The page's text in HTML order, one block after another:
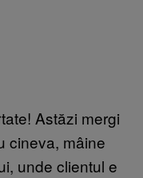
Astăzi mergi
cineva, mâine
unde clientul e